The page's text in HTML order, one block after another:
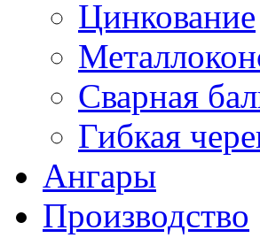
Цинкование
Сварная
Гибкая
Ангары
Производство